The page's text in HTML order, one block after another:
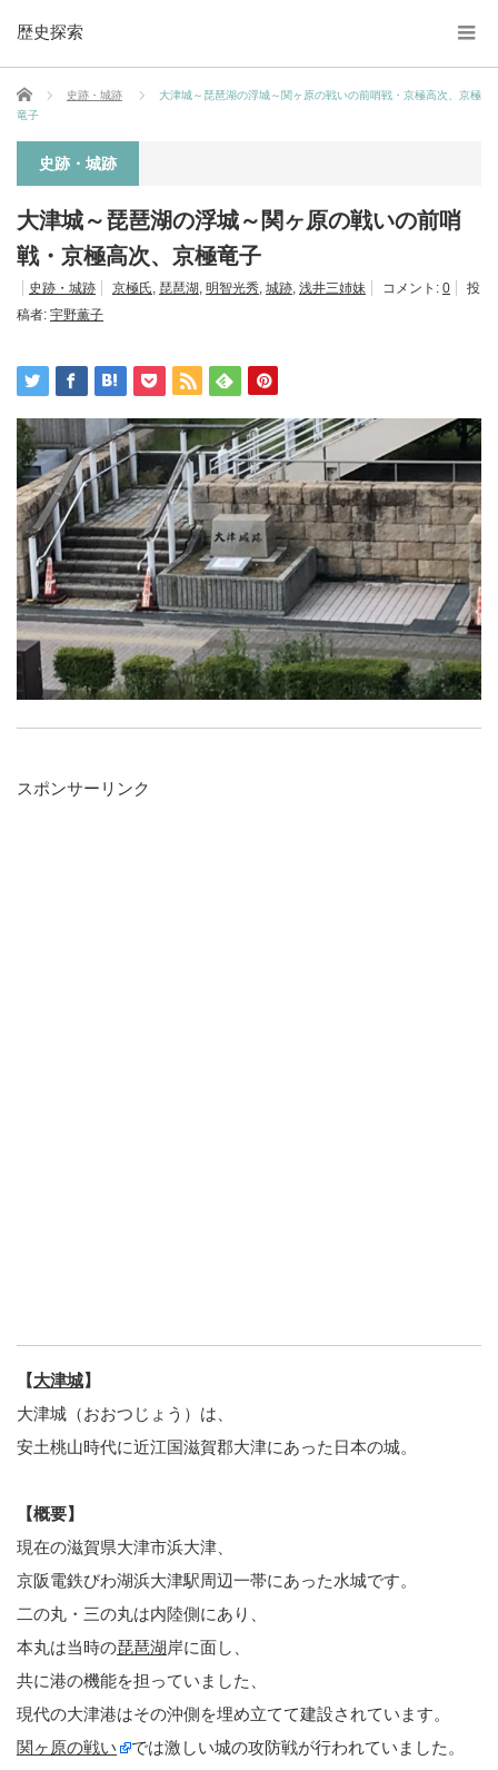
歴史探索
ホーム 史跡・城跡
大津城～琵琶湖の浮城～関ヶ原の戦いの前哨戦・京極高次、京極
竜子
史跡・城跡
大津城～琵琶湖の浮城～関ヶ原の戦いの前哨
戦・京極高次、京極竜子
史跡・城跡 京極氏, 琵琶湖, 明智光秀, 城跡, 浅井三姉妹 コメント: 0
投
稿者: 宇野薫子
スポンサーリンク
【大津城】
大津城（おおつじょう）は、
安土桃山時代に近江国滋賀郡大津にあった日本の城。
【概要】
現在の滋賀県大津市浜大津、
京阪電鉄びわ湖浜大津駅周辺一帯にあった水城です。
二の丸・三の丸は内陸側にあり、
本丸は当時の琵琶湖岸に面し、
共に港の機能を担っていました、
現代の大津港はその沖側を埋め立てて建設されています。
関ヶ原の戦い
では激しい城の攻防戦が行われていました。